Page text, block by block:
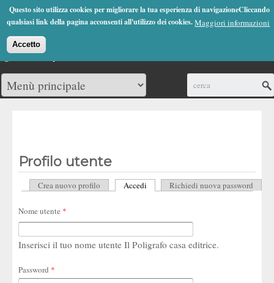
Questo sito utilizza cookies per migliorare la tua esperienza di navigazioneCliccando
qualsiasi link della pagina acconsenti all'utilizzo dei cookies.Maggiori informazioni
Accetto
Jump to Navigation
(0)
Profilo utente
Schede primarie
Crea nuovo profilo Accedi (scheda attiva)
Richiedi nuova password
Nome utente *
Inserisci il tuo nome utente Il Poligrafo casa editrice.
Password *